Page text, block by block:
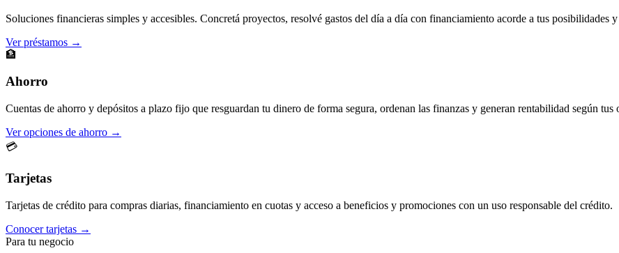
Soluciones financieras simples y accesibles. Concretá proyectos, resolvé gastos del día a día con financiamiento acorde a tus posibilidades
Ver préstamos →
🏦
Ahorro
Cuentas de ahorro y depósitos a plazo fijo que resguardan tu dinero de forma segura, ordenan las finanzas y generan rentabilidad según tus
Ver opciones de ahorro →
💳
Tarjetas
Tarjetas de crédito para compras diarias, financiamiento en cuotas y acceso a beneficios y promociones con un uso responsable del crédito.
Conocer tarjetas →
Para tu negocio